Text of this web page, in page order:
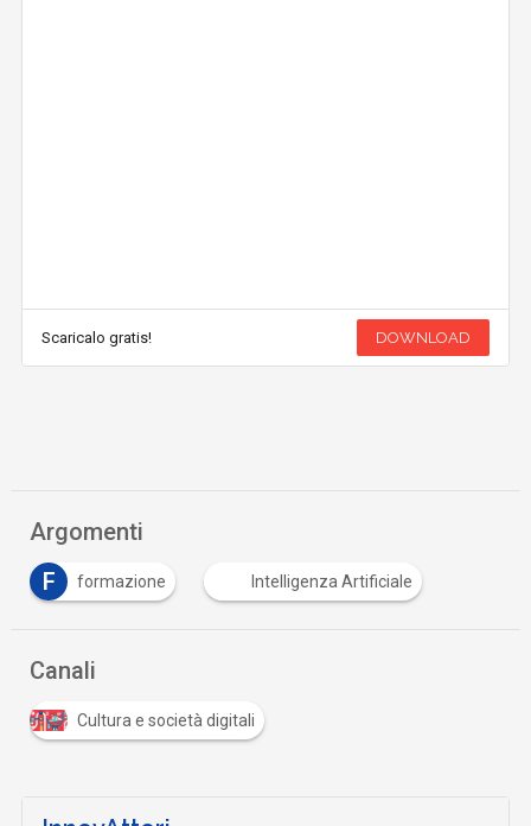
Scaricalo gratis! DOWNLOAD
Argomenti
F
formazione Intelligenza Artificiale
Canali
Cultura e società digitali